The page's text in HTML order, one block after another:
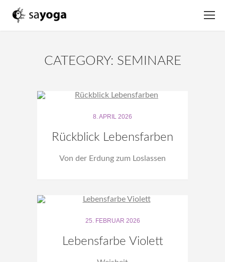
CATEGORY: SEMINARE
8. APRIL 2026
Rückblick Lebensfarben
Von der Erdung zum Loslassen
25. FEBRUAR 2026
Lebensfarbe Violett